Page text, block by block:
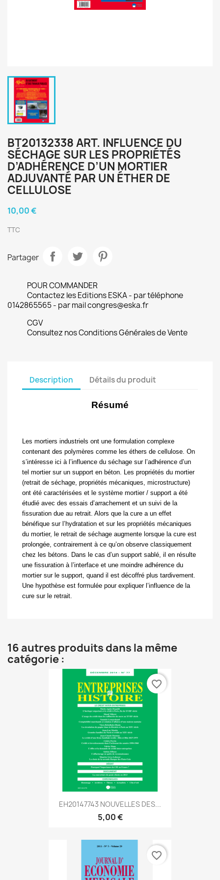
BT20132338 ART. INFLUENCE DU
SÉCHAGE SUR LES PROPRIÉTÉS
D’ADHÉRENCE D’UN MORTIER
ADJUVANTÉ PAR UN ÉTHER DE
CELLULOSE
10,00 €
TTC
Partager
POUR COMMANDER
Contactez les Editions ESKA - par téléphone
0142865565 - par mail congres@eska.fr
CGV
Consultez nos Conditions Générales de Vente
Description Détails du produit
Résumé
Les mortiers industriels ont une formulation complexe
contenant des polymères comme les éthers de cellulose. On
s’intéresse ici à l’influence du séchage sur l’adhérence d’un
tel mortier sur un support en béton. Les propriétés du mortier
(retrait de séchage, propriétés mécaniques, microstructure)
ont été caractérisées et le système mortier / support a été
étudié avec des essais d’arrachement et un suivi de la
fissuration due au retrait. Alors que la cure a un effet
bénéfique sur l’hydratation et sur les propriétés mécaniques
du mortier, le retrait de séchage augmente lorsque la cure est
prolongée, contrairement à ce qu’on observe classiquement
chez les bétons. Dans le cas d’un support sablé, il en résulte
une fissuration à l’interface et une moindre adhérence du
mortier sur le support, quand il est décoffré plus tardivement.
Une hypothèse est formulée pour expliquer l’influence de la
cure sur le retrait.
16 autres produits dans la même
catégorie :
EH20147743 NOUVELLES DES...
5,00 €
favorite_border
favorite_border